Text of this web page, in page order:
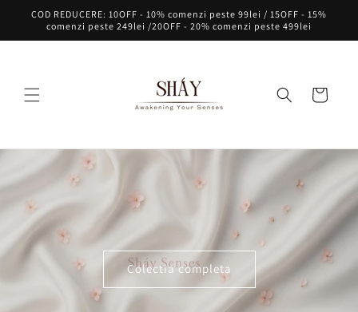
Skip to
content
COD REDUCERE: 10OFF - 10% comenzi peste 99lei / 15OFF - 15%
comenzi peste 249lei /20OFF - 20% comenzi peste 499lei
Cart
Colectia completa